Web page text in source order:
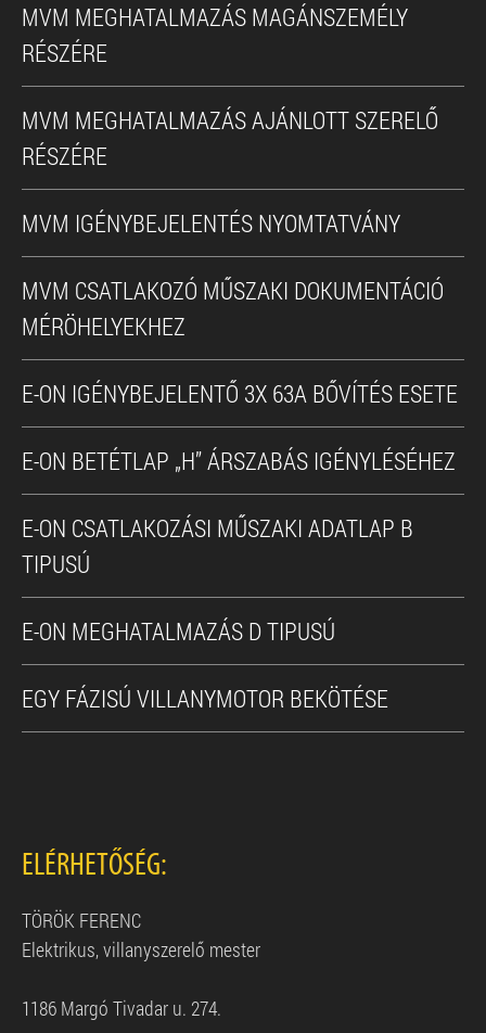
MVM MEGHATALMAZÁS MAGÁNSZEMÉLY
RÉSZÉRE
MVM MEGHATALMAZÁS AJÁNLOTT SZERELŐ
RÉSZÉRE
MVM IGÉNYBEJELENTÉS NYOMTATVÁNY
MVM CSATLAKOZÓ MŰSZAKI DOKUMENTÁCIÓ
MÉRÖHELYEKHEZ
E-ON IGÉNYBEJELENTŐ 3X 63A BŐVÍTÉS ESETE
E-ON BETÉTLAP „H” ÁRSZABÁS IGÉNYLÉSÉHEZ
E-ON CSATLAKOZÁSI MŰSZAKI ADATLAP B
TIPUSÚ
E-ON MEGHATALMAZÁS D TIPUSÚ
EGY FÁZISÚ VILLANYMOTOR BEKÖTÉSE
ELÉRHETŐSÉG:
TÖRÖK FERENC
Elektrikus, villanyszerelő mester
1186 Margó Tivadar u. 274.